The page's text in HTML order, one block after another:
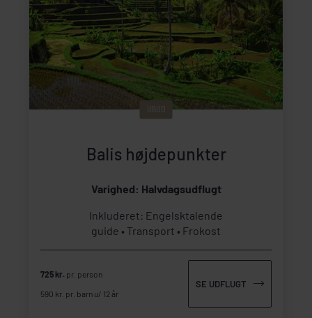
UBUD
Balis højdepunkter
Varighed: Halvdagsudflugt
Inkluderet: Engelsktalende
guide
Transport Frokost
725 kr. pr. person
590 kr. pr. barn u/ 12 år
SE UDFLUGT